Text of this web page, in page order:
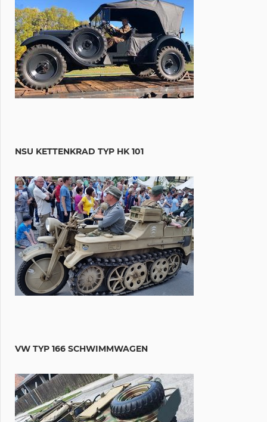
NSU KETTENKRAD TYP HK 101
VW TYP 166 SCHWIMMWAGEN